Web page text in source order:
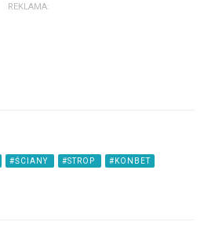
REKLAMA:
#ŚCIANY #STROP #KONBET